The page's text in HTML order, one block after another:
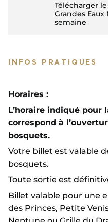
Télécharger
Grandes Eaux
semaine
INFOS PRATIQUES
Horaires :
L’horaire indiqué pour
correspond à
bosquets.
Votre billet est valable
bosquets.
Toute sortie est
Billet valable pour une
des Princes, Petite